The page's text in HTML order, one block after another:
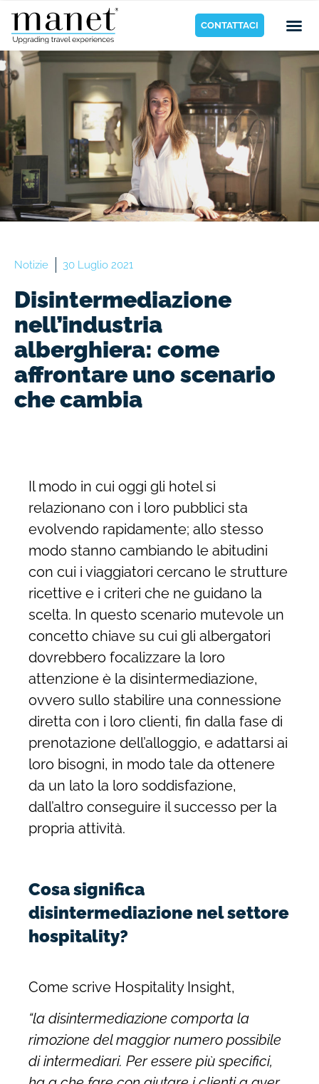
CONTATTACI
Notizie 30 Luglio 2021
Disintermediazione
nell’industria
alberghiera: come
affrontare uno scenario
che cambia
Il modo in cui oggi gli hotel si
relazionano con i loro pubblici sta
evolvendo rapidamente; allo stesso
modo stanno cambiando le abitudini
con cui i viaggiatori cercano le strutture
ricettive e i criteri che ne guidano la
scelta. In questo scenario mutevole un
concetto chiave su cui gli albergatori
dovrebbero focalizzare la loro
attenzione è la disintermediazione,
ovvero sullo stabilire una connessione
diretta con i loro clienti, fin dalla fase di
prenotazione dell’alloggio, e adattarsi ai
loro bisogni, in modo tale da ottenere
da un lato la loro soddisfazione,
dall’altro conseguire il successo per la
propria attività.
Cosa significa
disintermediazione nel settore
hospitality?
Come scrive Hospitality Insight,
“la disintermediazione comporta la
rimozione del maggior numero possibile
di intermediari. Per essere più specifici,